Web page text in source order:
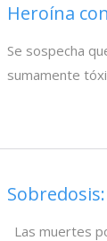
Heroína
Se sospecha
sumamente
Las muertes